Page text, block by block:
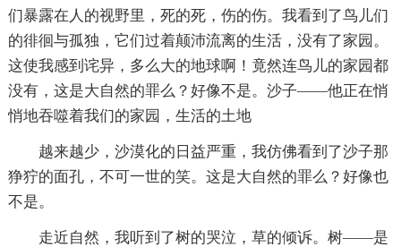
们暴露在人的视野里，死的死，伤的伤。我看到了鸟儿们
的徘徊与孤独，它们过着颠沛流离的生活，没有了家园。
这使我感到诧异，多么大的地球啊！竟然连鸟儿的家园都
没有，这是大自然的罪么？好像不是。沙子——他正在悄
悄地吞噬着我们的家园，生活的土地
越来越少，沙漠化的日益严重，我仿佛看到了沙子那
狰狞的面孔，不可一世的笑。这是大自然的罪么？好像也
不是。
走近自然，我听到了树的哭泣，草的倾诉。树——是